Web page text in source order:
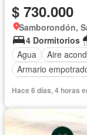
$ 730.000
Samborondón,
4 Dormitorios
Agua
Aire
Armario
Piscina
Hace 6 días, 4 horas